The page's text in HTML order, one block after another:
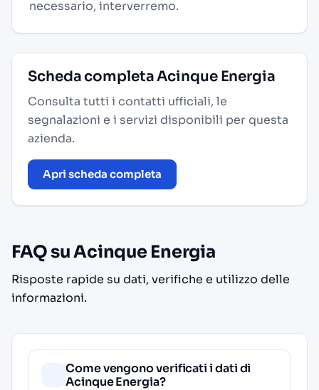
necessario, interverremo.
Scheda completa Acinque Energia
Consulta tutti i contatti ufficiali, le
segnalazioni e i servizi disponibili per questa
azienda.
Apri scheda completa
FAQ su Acinque Energia
Risposte rapide su dati, verifiche e utilizzo delle
informazioni.
Come vengono verificati i dati di
Acinque Energia?